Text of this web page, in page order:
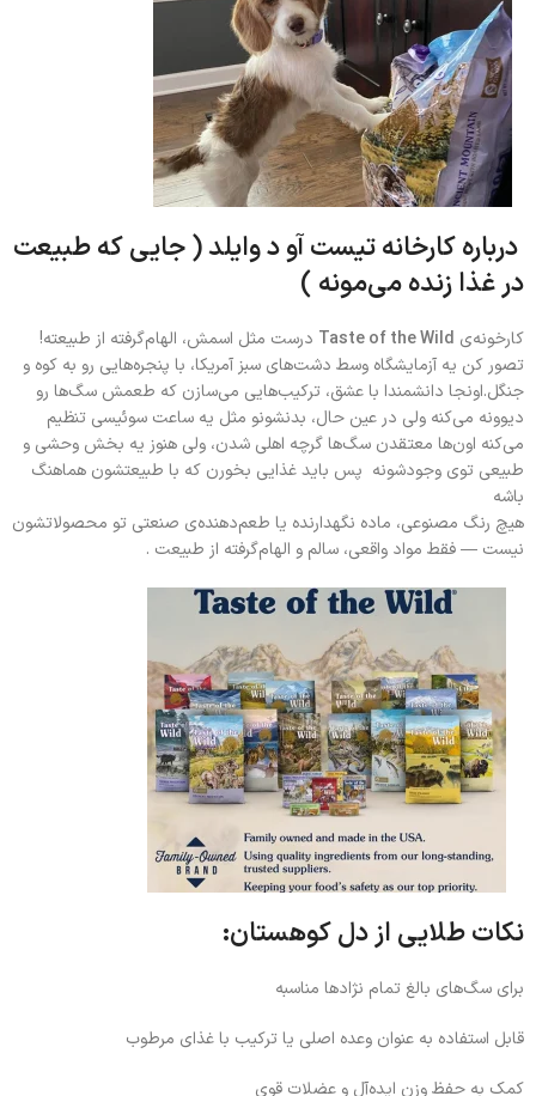
درباره کارخانه تیست آو د وایلد ( جایی که طبیعت
در غذا زنده می‌مونه )
کارخونه‌ی Taste of the Wild درست مثل اسمش، الهام‌گرفته از طبیعته!
تصور کن یه آزمایشگاه وسط دشت‌های سبز آمریکا، با پنجره‌هایی رو به کوه و
جنگل.اونجا دانشمندا با عشق، ترکیب‌هایی می‌سازن که طعمش سگ‌ها رو
دیوونه می‌کنه ولی در عین حال، بدنشونو مثل یه ساعت سوئیسی تنظیم
می‌کنه اون‌ها معتقدن سگ‌ها گرچه اهلی شدن، ولی هنوز یه بخش وحشی و
طبیعی توی وجودشونه پس باید غذایی بخورن که با طبیعتشون هماهنگ
باشه
هیچ رنگ مصنوعی، ماده نگهدارنده یا طعم‌دهنده‌ی صنعتی تو محصولاتشون
نیست — فقط مواد واقعی، سالم و الهام‌گرفته از طبیعت .
نکات طلایی از دل کوهستان:
برای سگ‌های بالغ تمام نژادها مناسبه
قابل استفاده به عنوان وعده اصلی یا ترکیب با غذای مرطوب
کمک به حفظ وزن ایده‌آل و عضلات قوی